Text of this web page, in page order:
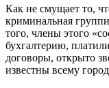
Как не смущает то,
криминальная
того, члены этого
бухгалтерию,
договоры, открыто
известны всему